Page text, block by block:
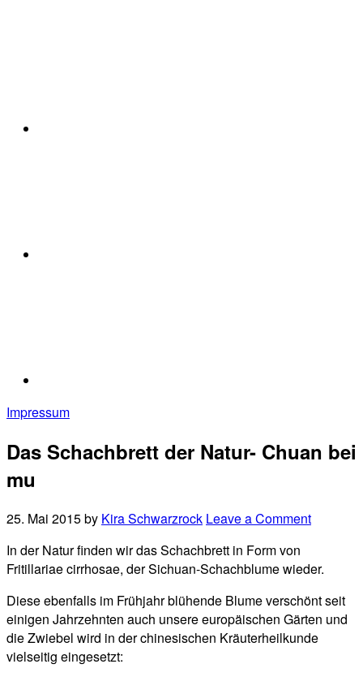
Impressum
Das Schachbrett der Natur- Chuan bei
mu
25. Mai 2015by Kira Schwarzrock Leave a Comment
In der Natur finden wir das Schachbrett in Form von
Fritillariae cirrhosae, der Sichuan-Schachblume wieder.
Diese ebenfalls im Frühjahr blühende Blume verschönt seit
einigen Jahrzehnten auch unsere europäischen Gärten und
die Zwiebel wird in der chinesischen Kräuterheilkunde
vielseitig eingesetzt: